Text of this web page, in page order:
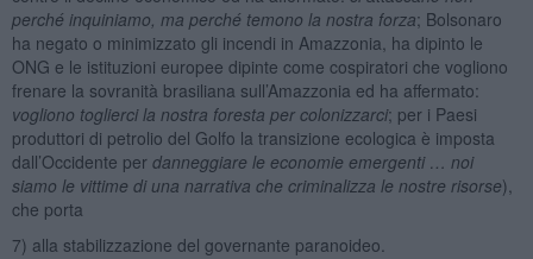
perché inquiniamo, ma perché temono la nostra forza; Bolsonaro
ha negato o minimizzato gli incendi in Amazzonia, ha dipinto le
ONG e le istituzioni europee dipinte come cospiratori che vogliono
frenare la sovranità brasiliana sull’Amazzonia ed ha affermato:
vogliono toglierci la nostra foresta per colonizzarci; per i Paesi
produttori di petrolio del Golfo la transizione ecologica è imposta
dall’Occidente per danneggiare le economie emergenti … noi
siamo le vittime di una narrativa che criminalizza le nostre risorse),
che porta
7) alla stabilizzazione del governante paranoideo.